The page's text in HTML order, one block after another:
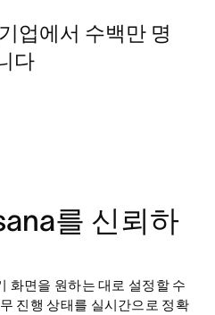
업에서 수백만 명
다
를 신뢰하
화면을 원하는 대로 설정할 수
진행 상태를 실시간으로 정확